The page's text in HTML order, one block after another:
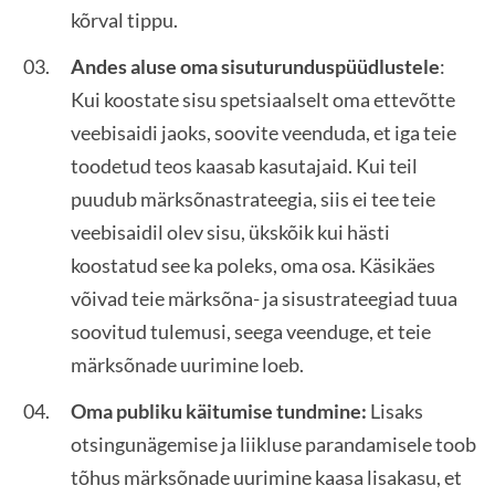
kõrval tippu.
Andes aluse oma sisuturunduspüüdlustele:
Kui koostate sisu spetsiaalselt oma ettevõtte
veebisaidi jaoks, soovite veenduda, et iga teie
toodetud teos kaasab kasutajaid. Kui teil
puudub märksõnastrateegia, siis ei tee teie
veebisaidil olev sisu, ükskõik kui hästi
koostatud see ka poleks, oma osa. Käsikäes
võivad teie märksõna- ja sisustrateegiad tuua
soovitud tulemusi, seega veenduge, et teie
märksõnade uurimine loeb.
Oma publiku käitumise tundmine: Lisaks
otsingunägemise ja liikluse parandamisele toob
tõhus märksõnade uurimine kaasa lisakasu, et